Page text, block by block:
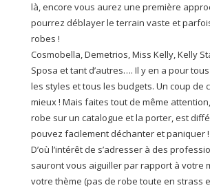
là, encore vous aurez une première
pourrez déblayer le terrain vaste et
robes !
Cosmobella, Demetrios, Miss Kelly, Kelly
Sposa et tant d’autres…. Il y en a pour
les styles et tous les budgets. Un coup de
mieux ! Mais faites tout de même
robe sur un catalogue et la porter, est
pouvez facilement déchanter et paniquer !
D’où l’intérêt de s’adresser à des
sauront vous aiguiller par rapport à votre
votre thème (pas de robe toute en strass